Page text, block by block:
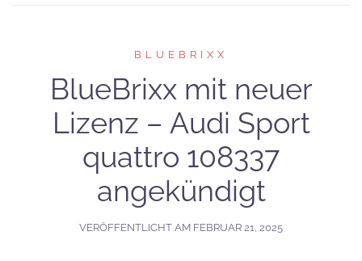
BLUEBRIXX
BlueBrixx mit neuer
Lizenz – Audi Sport
quattro 108337
angekündigt
VERÖFFENTLICHT AM FEBRUAR 21, 2025